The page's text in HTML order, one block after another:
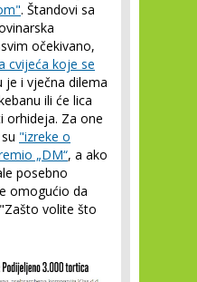
. Štandovi sa
očekivano,
cvijeća koje se
je i vječna dilema
ili će lica
orhideja. Za one
"izreke o
„DM“, a ako
posebno
omogućio da
volite što